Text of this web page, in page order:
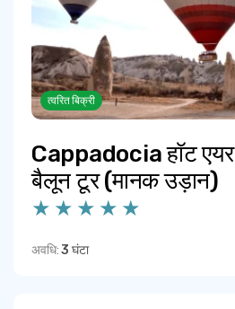
त्वरित बिक्री
Cappadocia हॉट एयर
बैलून टूर (मानक उड़ान)
अवधि:3 घंटा